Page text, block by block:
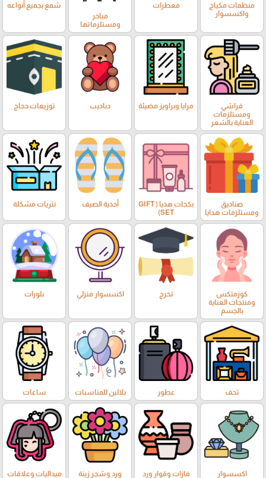
منظمات مكياج
واكسسوار
معطرات
مباخر
ومستلزماتها
شمع بجميع أنواعه
فراشي
ومستلزمات
العناية بالشعر
مرايا وبراويز مضيئة دباديب توزيعات حجاج
صناديق
ومستلزمات هدايا
بكجات هديا ( GIFT
SET)
أحذية الصيف نثريات مشكلة
كوزمتكس
ومنتجات العناية
بالجسم
تخرج اكسسوار منزلي بلورات
تحف عطور بلالين للمناسبات ساعات
اكسسوار فازات وقوار ورد ورد وشجر زينة ميداليات وعلاقات